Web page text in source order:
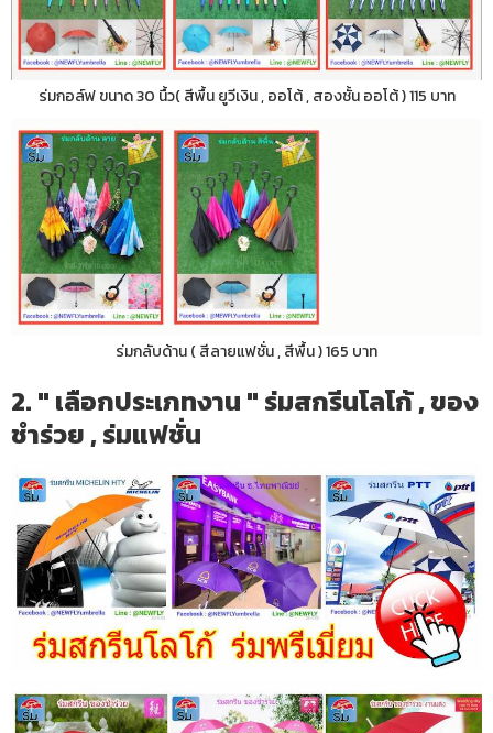
ร่มกอล์ฟ ขนาด 30 นื้ว( สีพื้น ยูวีเงิน , ออโต้ , สองชั้น ออโต้ ) 115 บาท
ร่มกลับด้าน ( สีลายแฟชั่น , สีพื้น ) 165 บาท
2. " เลือกประเภทงาน " ร่มสกรีนโลโก้ , ของ
ชำร่วย , ร่มแฟชั่น